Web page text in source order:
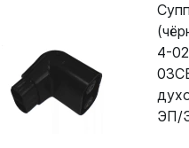
4-
ЭП/